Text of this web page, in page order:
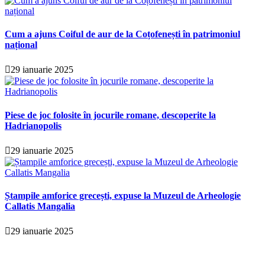
Cum a ajuns Coiful de aur de la Coțofenești în patrimoniul
național
29 ianuarie 2025
Piese de joc folosite în jocurile romane, descoperite la
Hadrianopolis
29 ianuarie 2025
Ștampile amforice grecești, expuse la Muzeul de Arheologie
Callatis Mangalia
29 ianuarie 2025